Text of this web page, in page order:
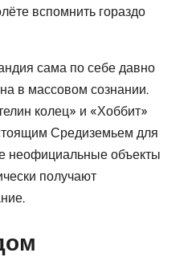
вспомнить гораздо
сама по себе давно
в массовом сознании.
колец» и «Хоббит»
Средиземьем для
неофициальные объекты
получают